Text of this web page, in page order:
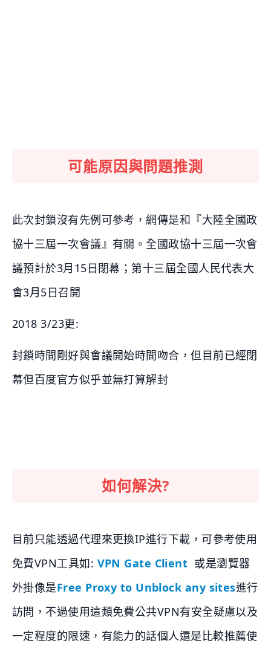
可能原因與問題推測
此次封鎖沒有先例可參考，網傳是和『大陸全國政
協十三屆一次會議』有關。全國政協十三屆一次會
議預計於3月15日閉幕；第十三屆全國人民代表大
會3月5日召開
2018 3/23更:
封鎖時間剛好與會議開始時間吻合，但目前已經閉
幕但百度官方似乎並無打算解封
如何解決?
目前只能透過代理來更換IP進行下載，可參考使用
免費VPN工具如: VPN Gate Client 或是瀏覽器
外掛像是Free Proxy to Unblock any sites進行
訪問，不過使用這類免費公共VPN有安全疑慮以及
一定程度的限速，有能力的話個人還是比較推薦使